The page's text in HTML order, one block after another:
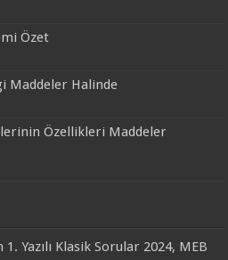
Özet
Maddeler Halinde
Özellikleri Maddeler
Yazılı Klasik Sorular 2024, MEB